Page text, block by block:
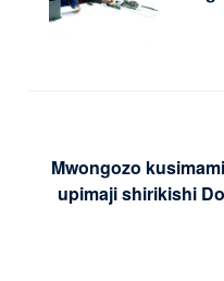
Mwongozo
upimaji shirikishi